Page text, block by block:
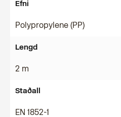
Efni
Polypropylene (PP)
Lengd
2 m
Staðall
EN 1852-1